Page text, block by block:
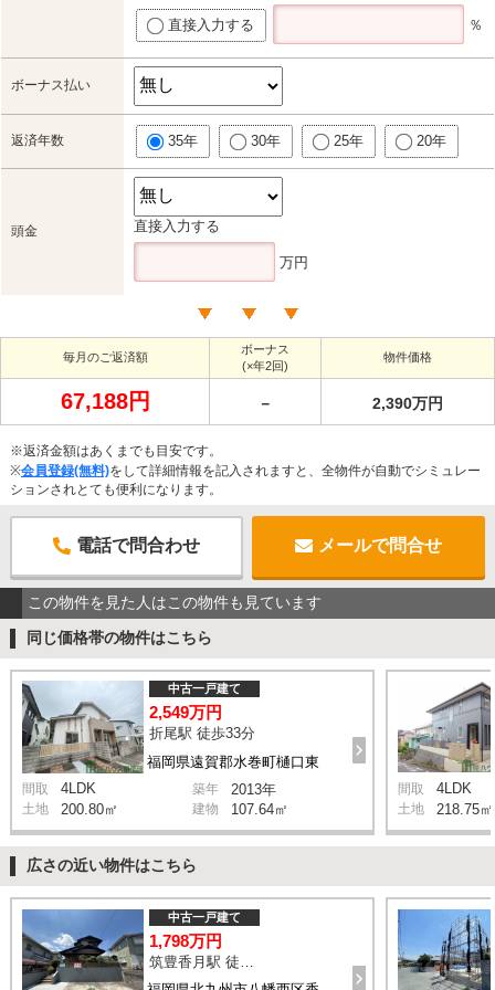
直接入力する ％
ボーナス払い
返済年数 35年 30年 25年 20年
頭金 直接入力する
万円
毎月のご返済額
ボーナス
(×年2回)
物件価格
67,188円 － 2,390万円
※返済金額はあくまでも目安です。
※会員登録(無料)をして詳細情報を記入されますと、全物件が自動でシミュレー
ションされとても便利になります。
電話で問合わせ メールで問合せ
この物件を見た人はこの物件も見ています
同じ価格帯の物件はこちら
福岡県遠賀郡水巻町樋口東
中古一戸建て
2,549万円
折尾駅 徒歩33分
間取 4LDK 築年 2013年
土地 200.80㎡ 建物 107.64㎡
間取 4LDK
土地 218.75㎡
広さの近い物件はこちら
中古一戸建て
1,798万円